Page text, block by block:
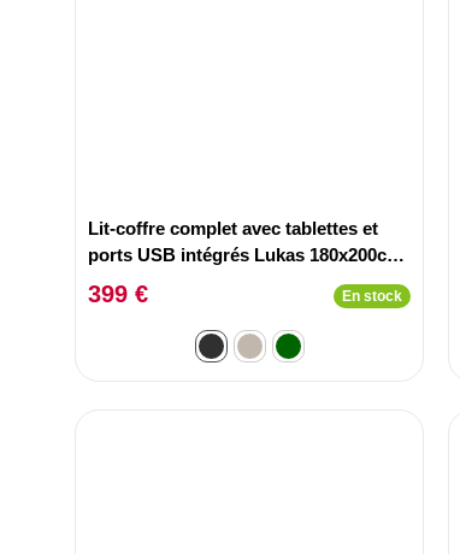
Lit-coffre complet avec tablettes et
ports USB intégrés Lukas 180x200cm
Tissu Gris
399 € En stock